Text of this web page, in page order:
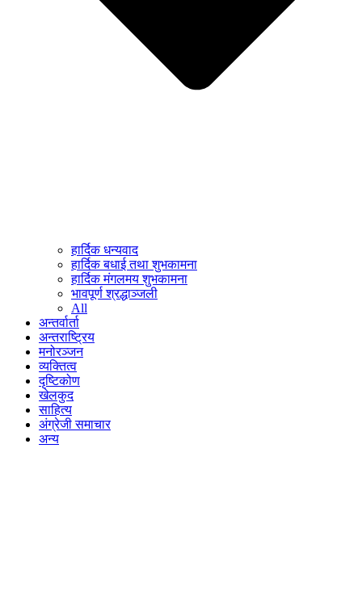
हार्दिक धन्यवाद
हार्दिक बधाई तथा शुभकामना
हार्दिक मंगलमय शुभकामना
भावपूर्ण श्रद्धाञ्जली
All
अन्तर्वार्ता
अन्तराष्ट्रिय
मनोरञ्जन
व्यक्तित्व
दृष्टिकोण
खेलकुद
साहित्य
अंग्रेजी समाचार
अन्य